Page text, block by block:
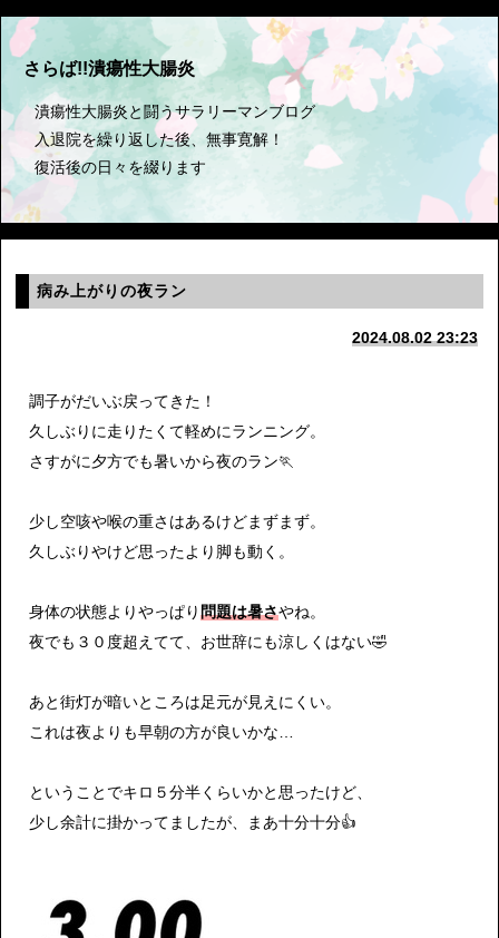
さらば!!潰瘍性大腸炎
潰瘍性大腸炎と闘うサラリーマンブログ
入退院を繰り返した後、無事寛解！
復活後の日々を綴ります
病み上がりの夜ラン
2024.08.02 23:23
調子がだいぶ戻ってきた！
久しぶりに走りたくて軽めにランニング。
さすがに夕方でも暑いから夜のラン🏃
少し空咳や喉の重さはあるけどまずまず。
久しぶりやけど思ったより脚も動く。
身体の状態よりやっぱり 問題は暑さやね。
夜でも３０度超えてて、お世辞にも涼しくはない🤣
あと街灯が暗いところは足元が見えにくい。
これは夜よりも早朝の方が良いかな…
ということでキロ５分半くらいかと思ったけど、
少し余計に掛かってましたが、まあ十分十分👍